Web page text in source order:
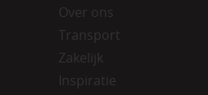
Over ons
Transport
Zakelijk
Inspiratie